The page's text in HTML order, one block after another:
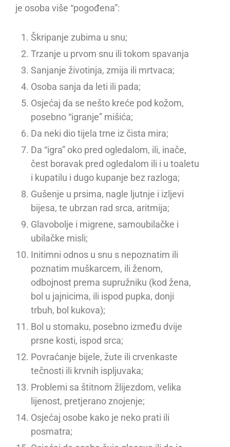
je osoba više “pogođena”:
Škripanje zubima u snu;
Trzanje u prvom snu ili tokom spavanja
Sanjanje životinja, zmija ili mrtvaca;
Osoba sanja da leti ili pada;
Osjećaj da se nešto kreće pod kožom,
posebno “igranje” mišića;
Da neki dio tijela trne iz čista mira;
Da “igra” oko pred ogledalom, ili, inače,
čest boravak pred ogledalom ili i u toaletu
i kupatilu i dugo kupanje bez razloga;
Gušenje u prsima, nagle ljutnje i izljevi
bijesa, te ubrzan rad srca, aritmija;
Glavobolje i migrene, samoubilačke i
ubilačke misli;
Initimni odnos u snu s nepoznatim ili
poznatim muškarcem, ili ženom,
odbojnost prema supružniku (kod žena,
bol u jajnicima, ili ispod pupka, donji
trbuh, bol kukova);
Bol u stomaku, posebno između dvije
prsne kosti, ispod srca;
Povraćanje bijele, žute ili crvenkaste
tečnosti ili krvnih ispljuvaka;
Problemi sa štitnom žlijezdom, velika
lijenost, pretjerano znojenje;
Osjećaj osobe kako je neko prati ili
posmatra;